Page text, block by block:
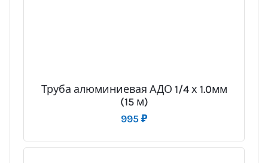
Труба алюминиевая АДО 1/4 х 1.0мм
(15 м)
995 ₽